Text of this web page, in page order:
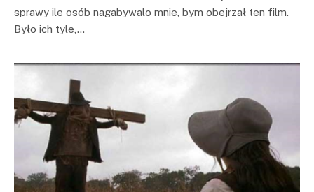
sprawy ile osób nagabywalo mnie, bym obejrzał ten film.
Było ich tyle,…